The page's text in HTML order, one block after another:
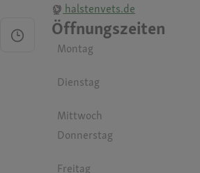
halstenvets.de
Öffnungszeiten
Montag
Dienstag
Mittwoch
Donnerstag
Freitag